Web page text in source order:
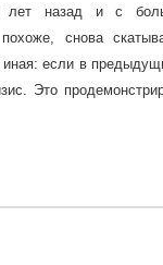
лет назад и с
снова
если в
Это